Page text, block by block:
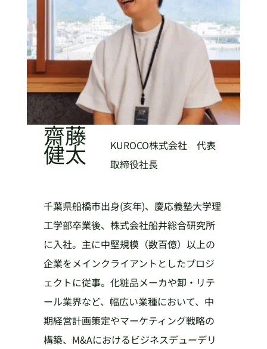
齋藤
健太
KUROCO株式会社 代表
取締役社長
千葉県船橋市出身(亥年)、慶応義塾大学理
工学部卒業後、株式会社船井総合研究所
に入社。主に中堅規模（数百億）以上の
企業をメインクライアントとしたプロジ
ェクトに従事。化粧品メーカや卸・リテ
ール業界など、幅広い業種において、中
期経営計画策定やマーケティング戦略の
構築、M&Aにおけるビジネスデューデリ